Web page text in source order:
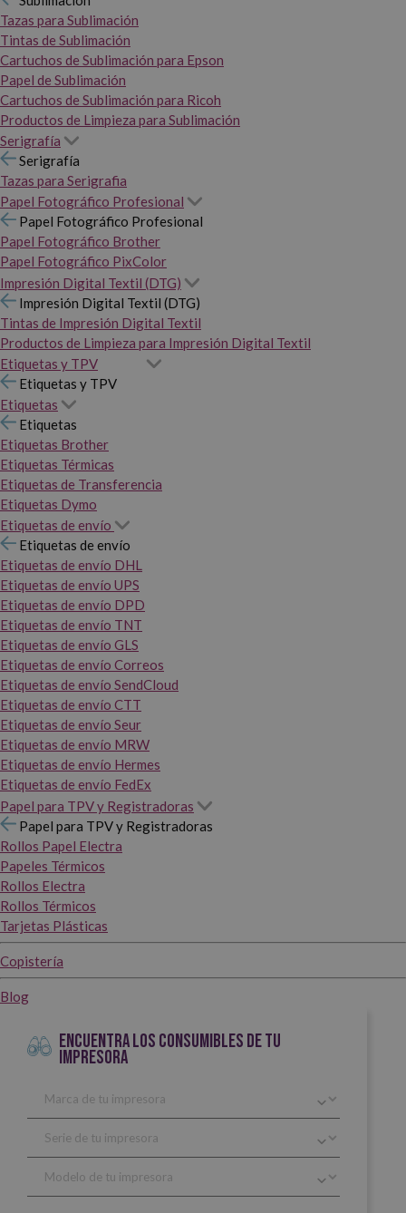
Tazas para Sublimación
Tintas de Sublimación
Cartuchos de Sublimación para Epson
Papel de Sublimación
Cartuchos de Sublimación para Ricoh
Productos de Limpieza para Sublimación
Serigrafía
Serigrafía
Tazas para Serigrafia
Papel Fotográfico Profesional
Papel Fotográfico Profesional
Papel Fotográfico Brother
Papel Fotográfico PixColor
Impresión Digital Textil (DTG)
Impresión Digital Textil (DTG)
Tintas de Impresión Digital Textil
Productos de Limpieza para Impresión Digital Textil
Etiquetas y TPV
Etiquetas y TPV
Etiquetas
Etiquetas
Etiquetas Brother
Etiquetas Térmicas
Etiquetas de Transferencia
Etiquetas Dymo
Etiquetas de envío
Etiquetas de envío
Etiquetas de envío DHL
Etiquetas de envío UPS
Etiquetas de envío DPD
Etiquetas de envío TNT
Etiquetas de envío GLS
Etiquetas de envío Correos
Etiquetas de envío SendCloud
Etiquetas de envío CTT
Etiquetas de envío Seur
Etiquetas de envío MRW
Etiquetas de envío Hermes
Etiquetas de envío FedEx
Papel para TPV y Registradoras
Papel para TPV y Registradoras
Rollos Papel Electra
Papeles Térmicos
Rollos Electra
Rollos Térmicos
Tarjetas Plásticas
Copistería
Blog
ENCUENTRA LOS CONSUMIBLES DE TU
IMPRESORA